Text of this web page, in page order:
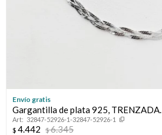
Envío gratis
Gargantilla de plata 925, TRENZADA.
32847-52926-1-32847-52926-1
$ 4.442 $6.345